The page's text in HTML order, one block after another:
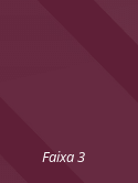
Faixa 3